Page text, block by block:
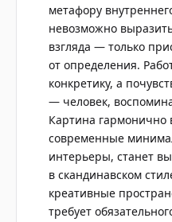
метафору
невозможно
взгляда — только
от определения.
конкретику, а
— человек,
Картина гармонично
современные
интерьеры, станет
в скандинавском
креативные
требует